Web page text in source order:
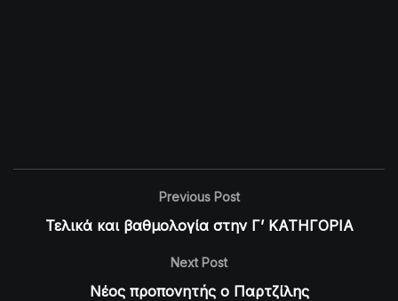
Previous Post
Τελικά και βαθμολογία στην Γ’ ΚΑΤΗΓΟΡΙΑ
Next Post
Νέος προπονητής ο Παρτζίλης